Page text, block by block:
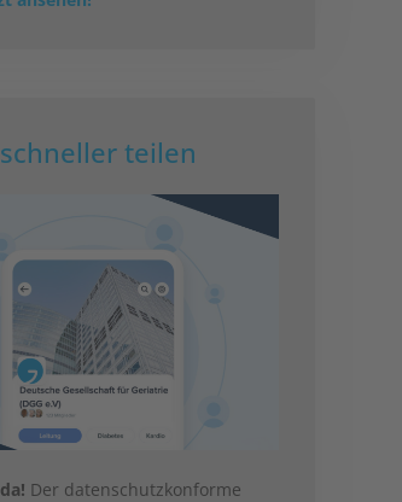
teilen
Der datenschutzkonforme